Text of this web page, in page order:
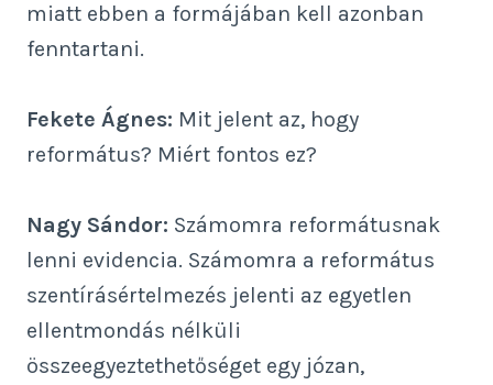
miatt ebben a formájában kell azonban
fenntartani.
Fekete Ágnes: Mit jelent az, hogy
református? Miért fontos ez?
Nagy Sándor: Számomra reformátusnak
lenni evidencia. Számomra a református
szentírásértelmezés jelenti az egyetlen
ellentmondás nélküli
összeegyeztethetőséget egy józan,